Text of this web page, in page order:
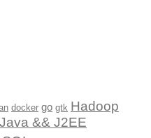
docker go gtk Hadoop
Java && J2EE